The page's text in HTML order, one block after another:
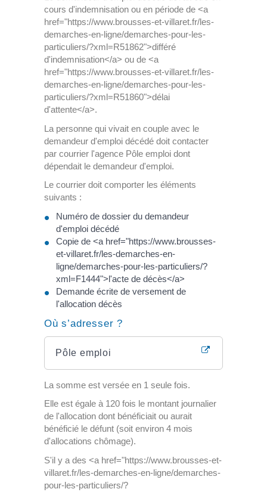
cours d'indemnisation ou en période de <a
href="https://www.brousses-et-villaret.fr/les-
demarches-en-ligne/demarches-pour-les-
particuliers/?xml=R51862">différé
d'indemnisation</a> ou de <a
href="https://www.brousses-et-villaret.fr/les-
demarches-en-ligne/demarches-pour-les-
particuliers/?xml=R51860">délai
d'attente</a>.
La personne qui vivait en couple avec le
demandeur d'emploi décédé doit contacter
par courrier l'agence Pôle emploi dont
dépendait le demandeur d'emploi.
Le courrier doit comporter les éléments
suivants :
Numéro de dossier du demandeur
d'emploi décédé
Copie de <a href="https://www.brousses-
et-villaret.fr/les-demarches-en-
ligne/demarches-pour-les-particuliers/?
xml=F1444">l'acte de décès</a>
Demande écrite de versement de
l'allocation décès
Où s’adresser ?
Pôle emploi
La somme est versée en 1 seule fois.
Elle est égale à 120 fois le montant journalier
de l'allocation dont bénéficiait ou aurait
bénéficié le défunt (soit environ 4 mois
d'allocations chômage).
S'il y a des <a href="https://www.brousses-et-
villaret.fr/les-demarches-en-ligne/demarches-
pour-les-particuliers/?